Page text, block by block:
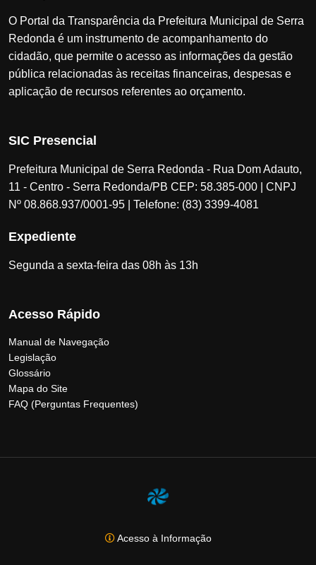
O Portal da Transparência da Prefeitura Municipal de Serra
Redonda é um instrumento de acompanhamento do
cidadão, que permite o acesso as informações da gestão
pública relacionadas às receitas financeiras, despesas e
aplicação de recursos referentes ao orçamento.
SIC Presencial
Prefeitura Municipal de Serra Redonda - Rua Dom Adauto,
11 - Centro - Serra Redonda/PB CEP: 58.385-000 | CNPJ
Nº 08.868.937/0001-95 | Telefone: (83) 3399-4081
Expediente
Segunda a sexta-feira das 08h às 13h
Acesso Rápido
Manual de Navegação
Legislação
Glossário
Mapa do Site
FAQ (Perguntas Frequentes)
Acesso à Informação